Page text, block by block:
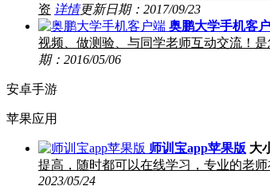
资 详情更新日期：2017/09/23
奥鹏大学手机客
视频、做测验、与同学老师互动交流！
期：2016/05/06
安卓手游
苹果应用
师训宝app苹果版 大
提高，随时都可以在线学习，专业的老
2023/05/24